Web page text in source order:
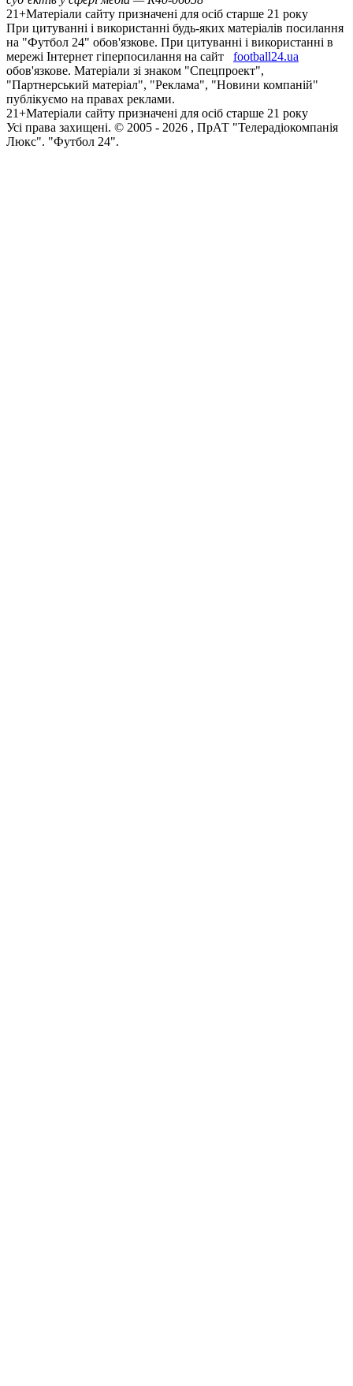
21+Матеріали сайту призначені для осіб старше 21 року
При цитуванні і використанні будь-яких матеріалів посилання
на "Футбол 24" обов'язкове. При цитуванні і використанні в
мережі Інтернет гіперпосилання на сайт
football24.ua
обов'язкове. Матеріали зі знаком "Спецпроект",
"Партнерський матеріал", "Реклама", "Новини компаній"
публікуємо на правах реклами.
21+Матеріали сайту призначені для осіб старше 21 року
Усi права захищенi. © 2005 - 2026 , ПрАТ "Телерадіокомпанія
Люкс". "Футбол 24".